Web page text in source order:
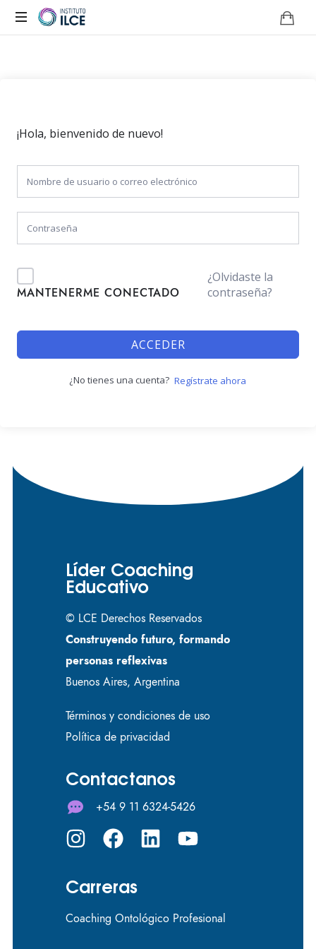
¡Hola, bienvenido de nuevo!
MANTENERME CONECTADO
¿Olvidaste la
contraseña?
ACCEDER
¿No tienes una cuenta? Regístrate ahora
Líder Coaching
Educativo
© LCE Derechos Reservados
Construyendo futuro, formando
personas reflexivas
Buenos Aires, Argentina
Términos y condiciones de uso
Política de privacidad
Contactanos
+54 9 11 6324-5426
Carreras
Coaching Ontológico Profesional